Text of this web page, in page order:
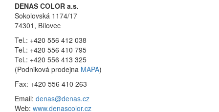
DENAS COLOR a.s.
Sokolovská 1174/17
74301, Bílovec
Tel.: +420 556 412 038
Tel.: +420 556 410 795
Tel.: +420 556 413 325
(Podniková prodejna MAPA)
Fax: +420 556 410 263
Email: denas@denas.cz
Web: www.denascolor.cz